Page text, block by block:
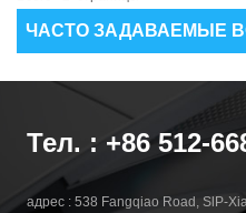
ЧАСТО ЗАДАВАЕМЫЕ
Тел. : +86 512-
адрес : 538 Fangqiao Road, SlP-